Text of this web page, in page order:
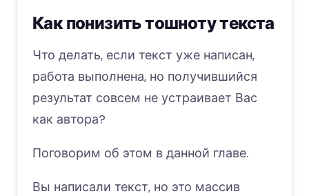
Как понизить тошноту текста
Что делать, если текст уже написан,
работа выполнена, но получившийся
результат совсем не устраивает Вас
как автора?
Поговорим об этом в данной главе.
Вы написали текст, но это массив